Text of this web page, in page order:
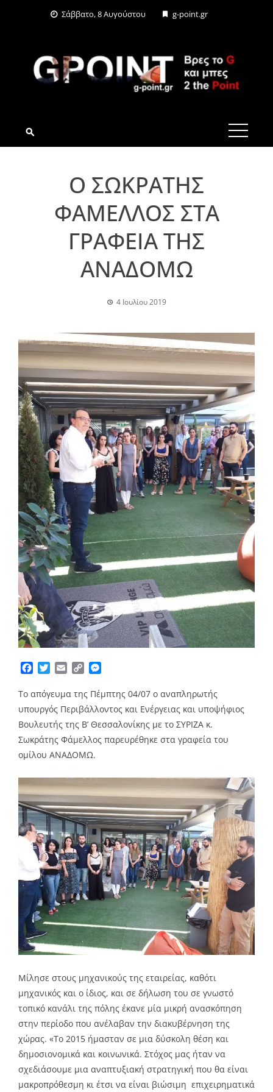
Σάββατο, 8 Αυγούστου g-point.gr
G-POINT.GR
Ο ΣΩΚΡΑΤΗΣ
ΦΑΜΕΛΛΟΣ ΣΤΑ
ΓΡΑΦΕΙΑ ΤΗΣ
ΑΝΑΔΟΜΩ
4 Ιουλίου 2019
Facebook
TwitterEmailCopy
Το απόγευμα της Πέμπτης 04/07 ο αναπληρωτής
υπουργός Περιβάλλοντος και Ενέργειας και υποψήφιος
Βουλευτής της Β’ Θεσσαλονίκης με το ΣΥΡΙΖΑ κ.
Σωκράτης Φάμελλος παρευρέθηκε στα γραφεία του
ομίλου ΑΝΑΔΟΜΩ.
Μίλησε στους μηχανικούς της εταιρείας, καθότι
μηχανικός και ο ίδιος, και σε δήλωση του σε γνωστό
τοπικό κανάλι της πόλης έκανε μία μικρή ανασκόπηση
στην περίοδο που ανέλαβαν την διακυβέρνηση της
χώρας. «Το 2015 ήμασταν σε μια δύσκολη θέση και
δημοσιονομικά και κοινωνικά. Στόχος μας ήταν να
σχεδιάσουμε μια αναπτυξιακή στρατηγική που θα είναι
μακροπρόθεσμη κι έτσι να είναι βιώσιμη επιχειρηματικά